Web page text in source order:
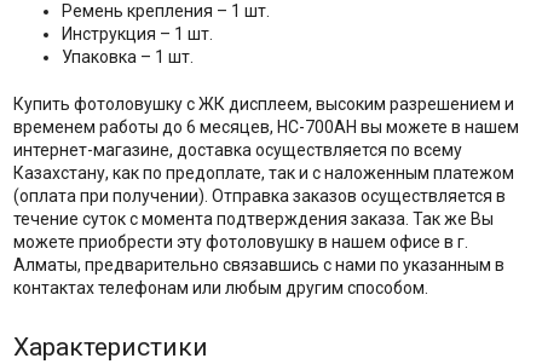
Ремень крепления – 1 шт.
Инструкция – 1 шт.
Упаковка – 1 шт.
Купить фотоловушку с ЖК дисплеем, высоким разрешением и
временем работы до 6 месяцев, HC-700AH вы можете в нашем
интернет-магазине, доставка осуществляется по всему
Казахстану, как по предоплате, так и с наложенным платежом
(оплата при получении). Отправка заказов осуществляется в
течение суток с момента подтверждения заказа. Так же Вы
можете приобрести эту фотоловушку в нашем офисе в г.
Алматы, предварительно связавшись с нами по указанным в
контактах телефонам или любым другим способом.
Характеристики